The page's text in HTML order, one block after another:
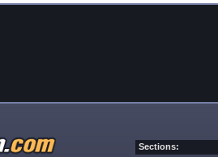
Sections: